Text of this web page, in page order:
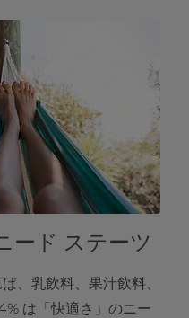
ード ステーツ
、乳飲料、果汁飲料、
は「快適さ」のニー